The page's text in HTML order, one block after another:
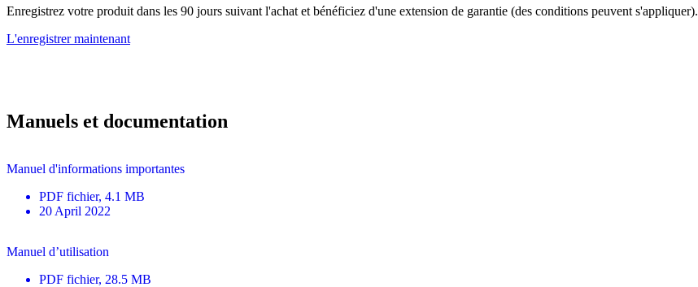
Enregistrez votre produit dans les 90 jours suivant l'achat et bénéficiez d'une extension de garantie (des conditions peuvent s'appliquer).
L'enregistrer maintenant
Manuels et documentation
Manuel d'informations importantes
PDF fichier, 4.1 MB
20 April 2022
Manuel d’utilisation
PDF fichier, 28.5 MB